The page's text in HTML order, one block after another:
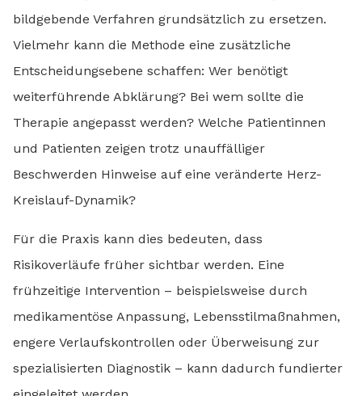
bildgebende Verfahren grundsätzlich zu ersetzen.
Vielmehr kann die Methode eine zusätzliche
Entscheidungsebene schaffen: Wer benötigt
weiterführende Abklärung? Bei wem sollte die
Therapie angepasst werden? Welche Patientinnen
und Patienten zeigen trotz unauffälliger
Beschwerden Hinweise auf eine veränderte Herz-
Kreislauf-Dynamik?
Für die Praxis kann dies bedeuten, dass
Risikoverläufe früher sichtbar werden. Eine
frühzeitige Intervention – beispielsweise durch
medikamentöse Anpassung, Lebensstilmaßnahmen,
engere Verlaufskontrollen oder Überweisung zur
spezialisierten Diagnostik – kann dadurch fundierter